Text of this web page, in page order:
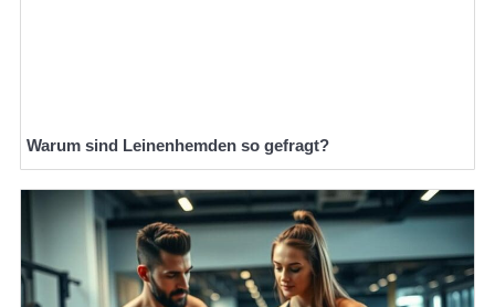
Warum sind Leinenhemden so gefragt?